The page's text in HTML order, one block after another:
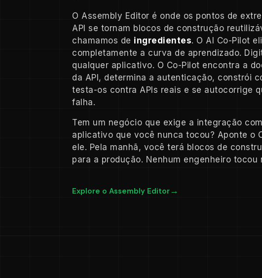
O Assembly Editor é onde os pontos de
API se tornam blocos de construção
chamamos de ingredientes. O AI Co-Pilot
completamente a curva de aprendizado.
qualquer aplicativo. O Co-Pilot encontra a
da API, determina a autenticação, constrói
testa-os contra APIs reais e se autocorrige
falha.
Tem um negócio que exige a integração
aplicativo que você nunca tocou? Aponte o
ele. Pela manhã, você terá blocos de
para a produção. Nenhum engenheiro tocou
Explore o Assembly Editor